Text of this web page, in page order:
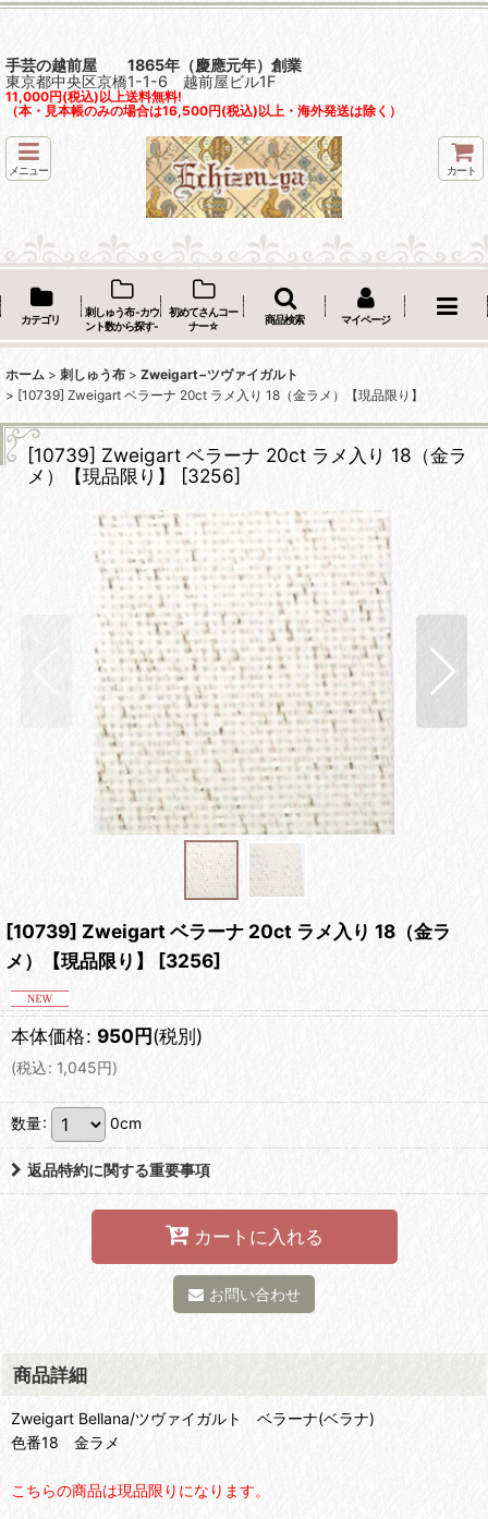
手芸の越前屋 1865年（慶應元年）創業
東京都中央区京橋1-1-6 越前屋ビル1F
11,000円(税込)以上送料無料!
（本・見本帳のみの場合は16,500円(税込)以上・海外発送は除く）
メニュー カート
カテゴリ
刺しゅう布 -カウ
ント数から探す-
初めてさんコー
ナー☆
商品検索 マイページ
ホーム > 刺しゅう布 > Zweigart−ツヴァイガルト
> [10739] Zweigart ベラーナ 20ct ラメ入り 18（金ラメ）【現品限り】
[10739] Zweigart ベラーナ 20ct ラメ入り 18（金ラ
メ）【現品限り】
[3256]
[10739] Zweigart ベラーナ 20ct ラメ入り 18（金ラ
メ）【現品限り】
[3256]
本体価格: 950円(税別)
(税込: 1,045円)
数量: 0cm
返品特約に関する重要事項
カートに入れる
お問い合わせ
商品詳細
Zweigart Bellana/ツヴァイガルト ベラーナ(ベラナ)
色番18 金ラメ
こちらの商品は現品限りになります。